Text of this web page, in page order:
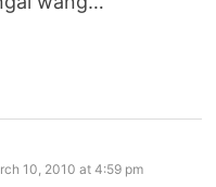
10, 2010 at 4:59 pm